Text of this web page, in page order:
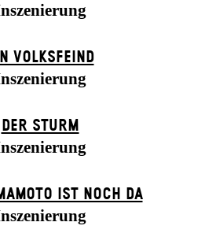
VOLKS­FEIND
DER STURM
IST NOCH DA